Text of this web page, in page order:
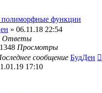
полиморфные функции
» 06.11.18 22:54
Ответы
Просмотры
сообщение БудДен
17:10